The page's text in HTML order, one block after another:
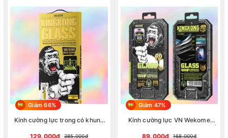
Giảm 66%
Kính cường lực trong có khung
tự dán KING KONG WTP-034
thương hiệu WEKOME cho tất cả
129.000₫ 385.000₫
Giảm 47%
Kính cường lực VN Wekome
WTP-066 Vacha series hạn chế
vân tay và có màn che bụi loa
89.000₫ 168.000₫